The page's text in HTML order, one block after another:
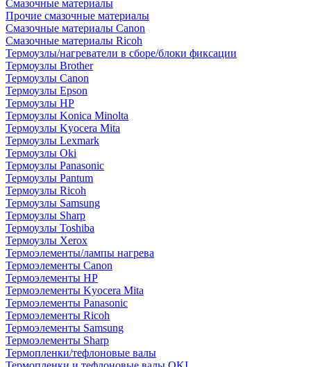
Смазочные материалы
Прочие смазочные материалы
Смазочные материалы Canon
Смазочные материалы Ricoh
Термоузлы/нагреватели в сборе/блоки фиксации
Термоузлы Brother
Термоузлы Canon
Термоузлы Epson
Термоузлы HP
Термоузлы Konica Minolta
Термоузлы Kyocera Mita
Термоузлы Lexmark
Термоузлы Oki
Термоузлы Panasonic
Термоузлы Pantum
Термоузлы Ricoh
Термоузлы Samsung
Термоузлы Sharp
Термоузлы Toshiba
Термоузлы Xerox
Термоэлементы/лампы нагрева
Термоэлементы Canon
Термоэлементы HP
Термоэлементы Kyocera Mita
Термоэлементы Panasonic
Термоэлементы Ricoh
Термоэлементы Samsung
Термоэлементы Sharp
Термопленки/тефлоновые валы